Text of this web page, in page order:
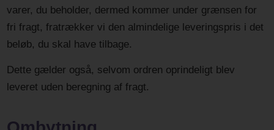
varer, du beholder, dermed kommer under grænsen for
fri fragt, fratrækker vi den almindelige leveringspris i det
beløb, du skal have tilbage.
Dette gælder også, selvom ordren oprindeligt blev
leveret uden beregning af fragt.